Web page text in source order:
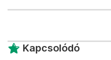
Kapcsolódó